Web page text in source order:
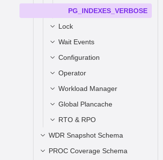
SUMMARY_STAT_DATA
BASE_CONFLICTS
SE_CONFLICTS
STAT_XACT_ALL_TABLE
S
SUMMARY_STAT_XACT
LL_TABLES
STAT_XACT_SYS_TABL
ES
STATIO_ALL_TABLES
_TABLES
GLOBAL_STATIO_ALL_T
_INDEXES
GLOBAL_STATIO_ALL_I
NDEXES
STATIO_ALL_SEQUENC
PG_INDEXES_VERBOSE
Lock
LOCKS
GLOBAL_LOCKS
Wait Events
WAIT_EVENTS
GLOBAL_WAIT_EVENTS
Configuration
CONFIG_SETTINGS
GLOBAL_CONFIG_SETT
Operator
OPERATOR_HISTORY_T
STORY
Workload Manager
WLM_USER_RESOURC
E_RUNTIME
Global Plancache
GLOBAL_PLANCACHE_
RTO & RPO
global_rto_status
global_streaming_hadr_rt
WDR Snapshot Schema
简介
PROC Coverage Schema